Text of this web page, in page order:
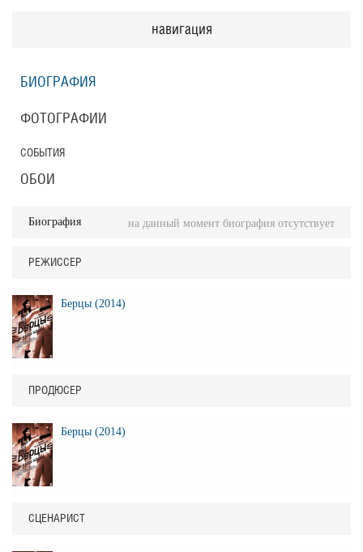
навигация
БИОГРАФИЯ
ФОТОГРАФИИ
СОБЫТИЯ
ОБОИ
Биография на данный момент биография отсутствует
РЕЖИССЕР
Берцы (2014)
ПРОДЮСЕР
Берцы (2014)
СЦЕНАРИСТ